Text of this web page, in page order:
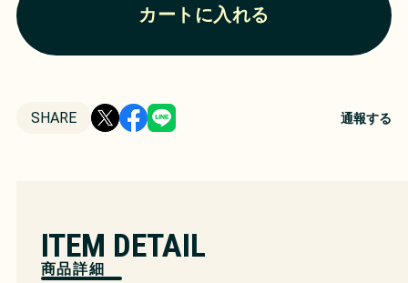
カートに入れる
SHARE 通報する
ITEM DETAIL
商品詳細